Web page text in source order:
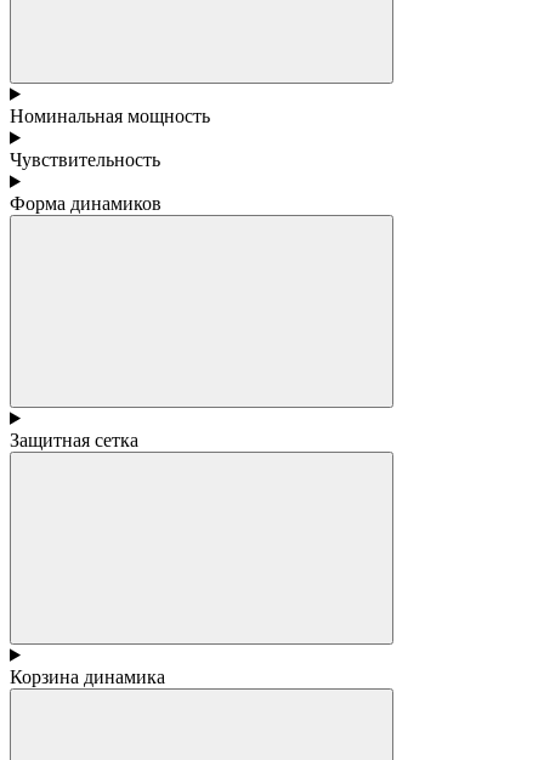
Номинальная мощность
Чувствительность
Форма динамиков
Защитная сетка
Корзина динамика